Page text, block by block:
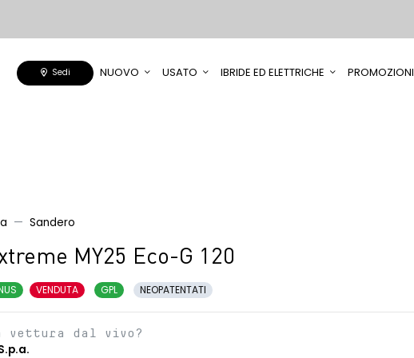
Sedi NUOVO USATO IBRIDE ED ELETTRICHE PROMOZIONI
Sandero
MY25 Eco-G 120
VENDUTA GPL NEOPATENTATI
vettura dal vivo?